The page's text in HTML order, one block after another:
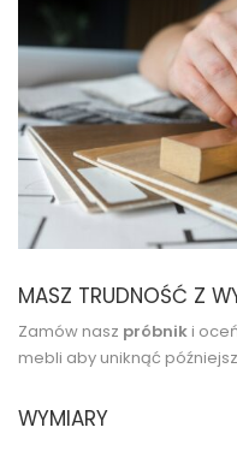
MASZ TRUDNOŚĆ Z
Zamów nasz próbnik i
mebli aby uniknąć
WYMIARY